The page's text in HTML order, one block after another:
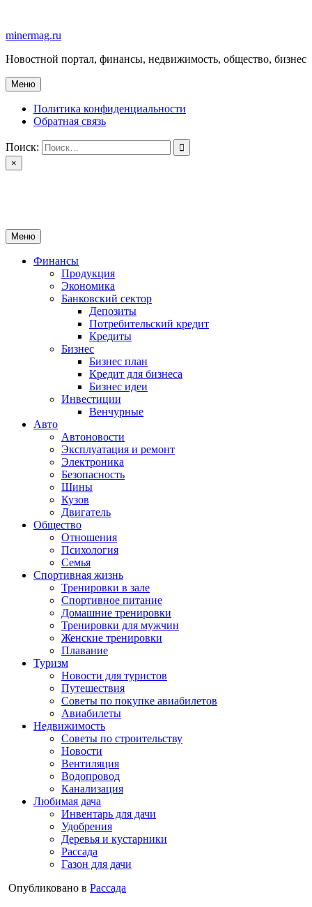
содержимому
minermag.ru
Новостной портал, финансы, недвижимость, общество, бизнес
Меню
Политика конфиденциальности
Обратная связь
Поиск:
×
Меню
Финансы
Продукция
Экономика
Банковский сектор
Депозиты
Потребительский кредит
Кредиты
Бизнес
Бизнес план
Кредит для бизнеса
Бизнес идеи
Инвестиции
Венчурные
Авто
Автоновости
Эксплуатация и ремонт
Электроника
Безопасность
Шины
Кузов
Двигатель
Общество
Отношения
Психология
Семья
Спортивная жизнь
Тренировки в зале
Спортивное питание
Домашние тренировки
Тренировки для мужчин
Женские тренировки
Плавание
Туризм
Новости для туристов
Путешествия
Советы по покупке авиабилетов
Авиабилеты
Недвижимость
Советы по строительству
Новости
Вентиляция
Водопровод
Канализация
Любимая дача
Инвентарь для дачи
Удобрения
Деревья и кустарники
Рассада
Газон для дачи
Опубликовано в Рассада